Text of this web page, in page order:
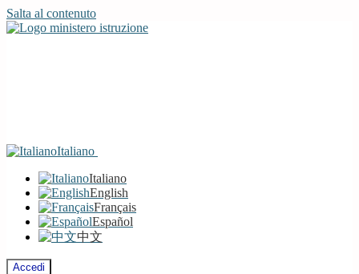
Salta al contenuto
Italiano
Italiano
English
Français
Español
中文
Accedi